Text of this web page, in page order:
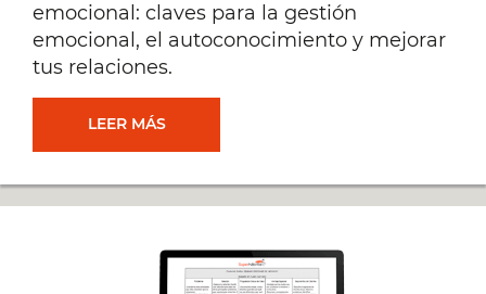
emocional: claves para la gestión
emocional, el autoconocimiento y mejorar
tus relaciones.
LEER MÁSINTELIGENCIA
PARA